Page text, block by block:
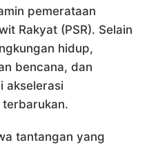
pemerataan
Rakyat (PSR). Selain
hidup,
bencana, dan
akselerasi
tantangan yang